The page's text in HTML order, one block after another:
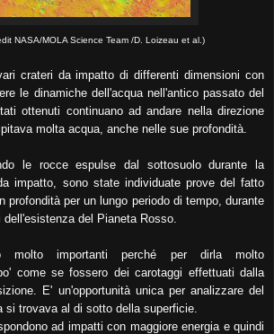
NASA/MOLA Science Team /D. Loizeau et al.)
crateri da impatto di differenti dimensioni con
le dinamiche dell'acqua nell'antico passato del
ottenuti continuano ad andare nella direzione
molta acqua, anche nelle sue profondità.
le rocce espulse dal sottosuolo durante la
impatto, sono state individuate prove del fatto
profondità per un lungo periodo di tempo, durante
del Pianeta Rosso.
molto importanti perché per dirla molto
come se fossero dei carotaggi effettuati dalla
E' un'opportunità unica per analizzare del
si trovava al di sotto della superficie.
ad impatti con maggiore energia e quindi